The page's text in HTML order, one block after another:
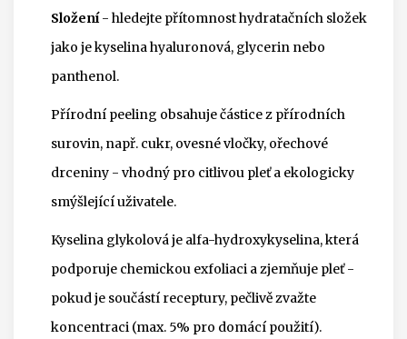
Složení- hledejte přítomnost hydratačních složek
jako je kyselina hyaluronová, glycerin nebo
panthenol.
Přírodní peeling obsahuje částice z přírodních
surovin, např. cukr, ovesné vločky, ořechové
drceniny - vhodný pro citlivou pleť a ekologicky
smýšlející uživatele.
Kyselina glykolováje alfa-hydroxykyselina, která
podporuje chemickou exfoliaci a zjemňuje pleť-
pokud je součástí receptury, pečlivě zvažte
koncentraci (max. 5% pro domácí použití).